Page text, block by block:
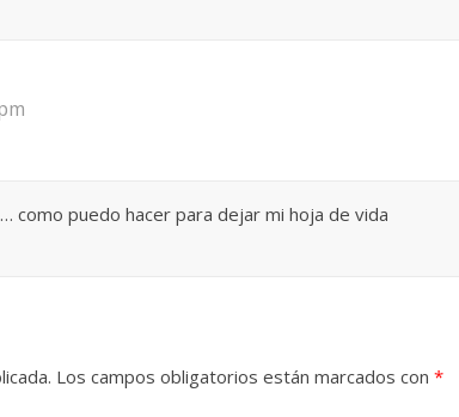
como puedo hacer para dejar mi hoja de vida
Los campos obligatorios están marcados con *